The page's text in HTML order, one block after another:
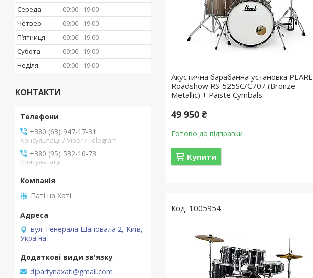
Акустична барабанна установка PEARL
Roadshow RS-525SC/C707 (Bronze
Metallic) + Paiste Cymbals
49 950 ₴
Готово до відправки
Купити
1005954
Середа
09:00
19:00
Четвер
09:00
19:00
Пʼятниця
09:00
19:00
Субота
09:00
19:00
Неділя
09:00 19:00
КОНТАКТИ
+380 (63) 947-17-31
Консультації / Viber / Telegram
+380 (95) 532-10-73
Консультації
Паті на Хаті
вул. Генерала Шаповала 2, Київ,
Україна
djpartynaxati@gmail.com